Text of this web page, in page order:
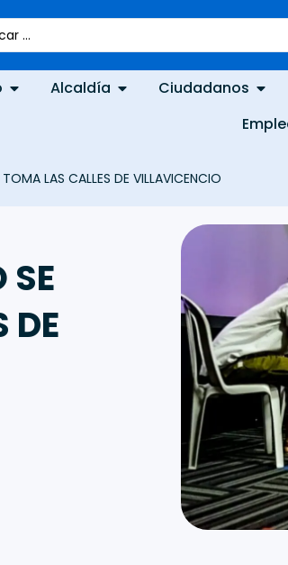
Alcaldía Ciudadanos
LAS CALLES DE VILLAVICENCIO
SE
DE